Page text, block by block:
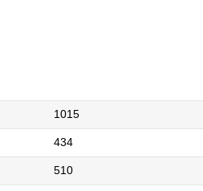
1015
434
510